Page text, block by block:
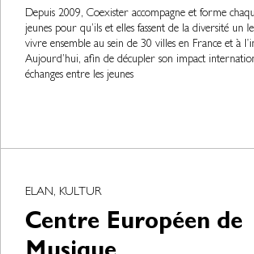
Depuis 2009, Coexister accompagne et forme
jeunes pour qu’ils et elles fassent de la diversité un
vivre ensemble au sein de 30 villes en France et à
Aujourd’hui, afin de décupler son impact
échanges entre les jeunes
ELAN, KULTUR
Centre Européen de